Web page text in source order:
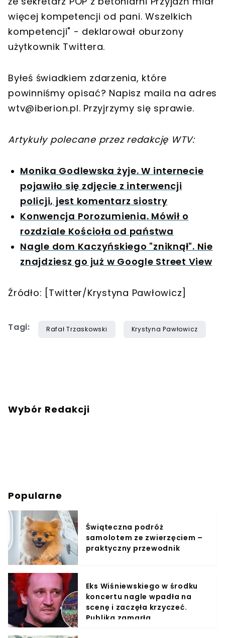
więcej kompetencji od pani. Wszelkich
kompetencji" - deklarował oburzony
użytkownik Twittera.
Byłeś świadkiem zdarzenia, które
powinniśmy opisać? Napisz maila na adres
wtv@iberion.pl. Przyjrzymy się sprawie.
Artykuły polecane przez redakcję WTV:
Monika Godlewska żyje. W internecie
pojawiło się zdjęcie z interwencji
policji, jest komentarz siostry
Konwencja Porozumienia. Mówił o
rozdziale Kościoła od państwa
Nagle dom Kaczyńskiego "zniknął". Nie
znajdziesz go już w Google Street View
Źródło: [Twitter/Krystyna Pawłowicz]
Tagi: Rafał Trzaskowski Krystyna Pawłowicz
Wybór Redakcji
Popularne
Świąteczna podróż
samolotem ze zwierzęciem –
praktyczny przewodnik
Eks Wiśniewskiego w środku
koncertu nagle wpadła na
scenę i zaczęła krzyczeć.
Publika zamarła